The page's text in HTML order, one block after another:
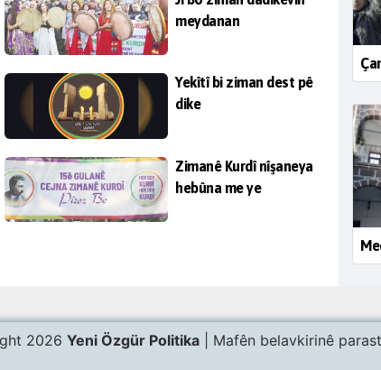
meydanan
Yekîtî bi ziman dest pê
dike
Zimanê Kurdî nîşaneya
hebûna me ye
2026 Yeni Özgür Politika| Mafên belavkirinê